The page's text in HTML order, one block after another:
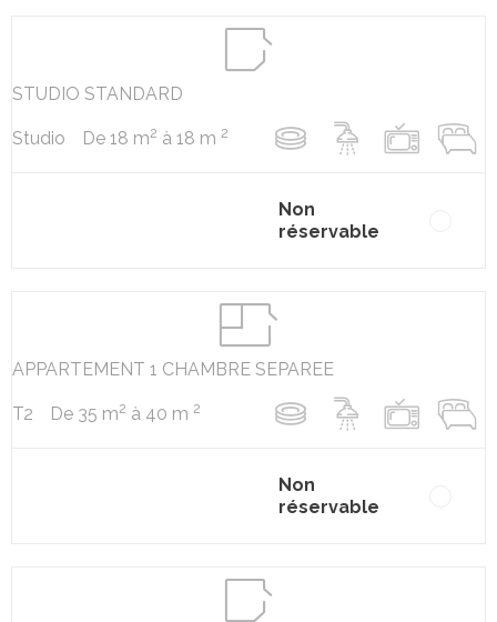
STUDIO STANDARD
Studio De 18 m2 à 18 m 2
Non
réservable
APPARTEMENT 1 CHAMBRE SEPAREE
T2 De 35 m2 à 40 m 2
Non
réservable